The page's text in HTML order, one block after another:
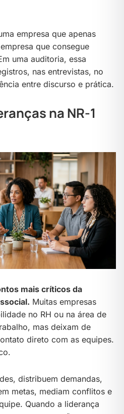
empresa que apenas
que consegue
uma auditoria, essa
nas entrevistas, no
entre discurso e prática.
na NR-1
mais críticos da
Muitas empresas
no RH ou na área de
mas deixam de
direto com as equipes.
distribuem demandas,
metas, mediam conflitos e
Quando a liderança